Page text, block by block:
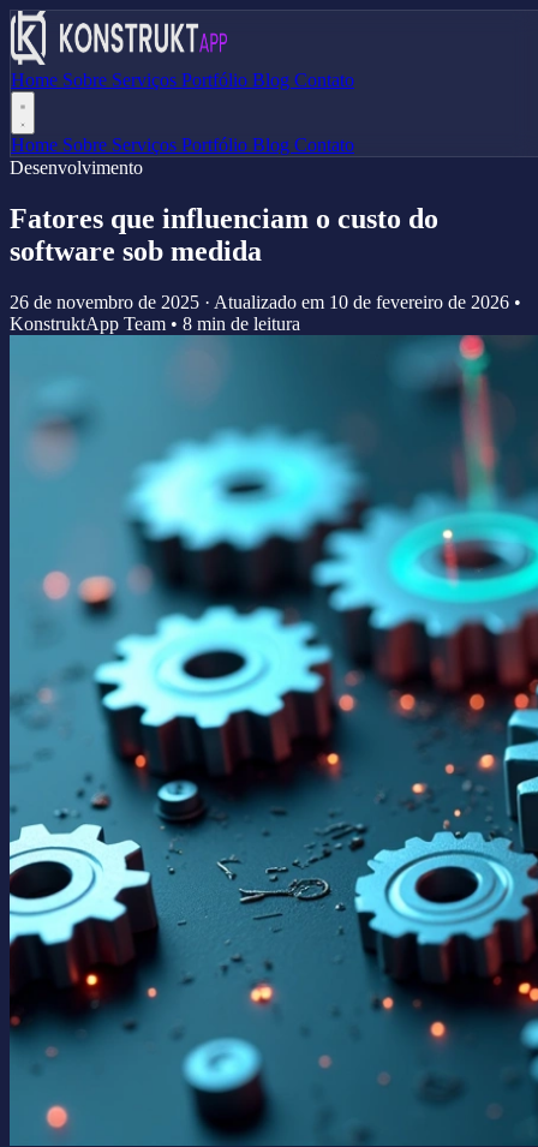
Home Sobre Serviços Portfólio Blog Contato
Home Sobre Serviços Portfólio Blog Contato
Desenvolvimento
Fatores que influenciam o custo do
software sob medida
26 de novembro de 2025 · Atualizado em 10 de fevereiro de 2026 •
KonstruktApp Team • 8 min de leitura